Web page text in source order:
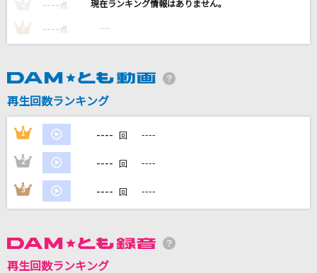
モス(ビデオクリップバージョン)
サカナクション
DAMの新曲・ランキングなど
カラオケ最新情報をチェック！
---- 点 ----
3 ---- 点 ----
再生回数ランキング
1 ---- 回 ----
2 ---- 回 ----
3 ---- 回 ----
再生回数ランキング